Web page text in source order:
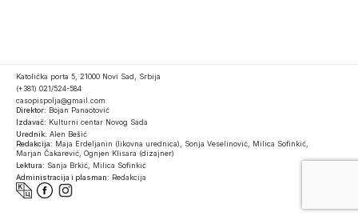
Katolička porta 5, 21000 Novi Sad, Srbija
(+381) 021/524-584
casopispolja@gmail.com
Direktor: Bojan Panaotović
Izdavač: Kulturni centar Novog Sada
Urednik: Alen Bešić
Redakcija: Maja Erdeljanin (likovna urednica), Sonja Veselinović, Milica Sofinkić,
Marjan Čakarević, Ognjen Klisara (dizajner)
Lektura: Sanja Brkić, Milica Sofinkić
Administracija i plasman: Redakcija